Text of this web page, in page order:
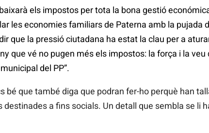
els impostos per tota la bona gestió
les economies familiars de Paterna amb la pujada
que la pressió ciutadana ha estat la clau per a
que vé no pugen més els impostos: la força i la veu
del PP”.
bé que també diga que podran fer-ho perquè han
a fins socials. Un detall que sembla se li